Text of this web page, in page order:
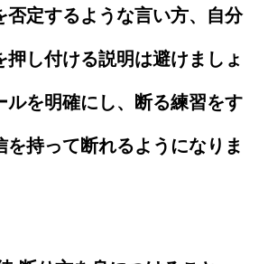
否定するような言い方、自分
押し付ける説明は避けましょ
ルを明確にし、断る練習をす
を持って断れるようになりま